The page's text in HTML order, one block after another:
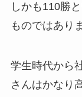
しかも110勝
ものではあり
学生時代から
さんはかなり